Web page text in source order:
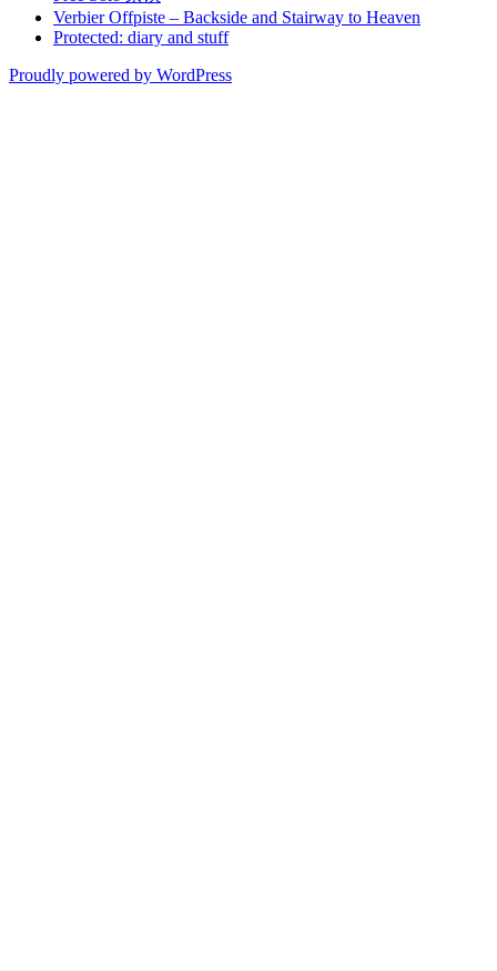
Verbier Offpiste – Backside and Stairway to Heaven
Protected: diary and stuff
Proudly powered by WordPress